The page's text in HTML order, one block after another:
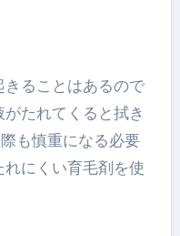
たれてくると拭き
も慎重になる必要
にくい育毛剤を使